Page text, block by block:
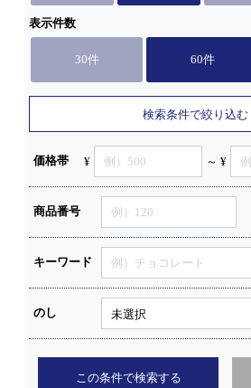
表示件数
30件 60件
検索条件で絞り込む
価格帯 ¥ ～ ¥
商品番号
キーワード
のし
この条件で検索する